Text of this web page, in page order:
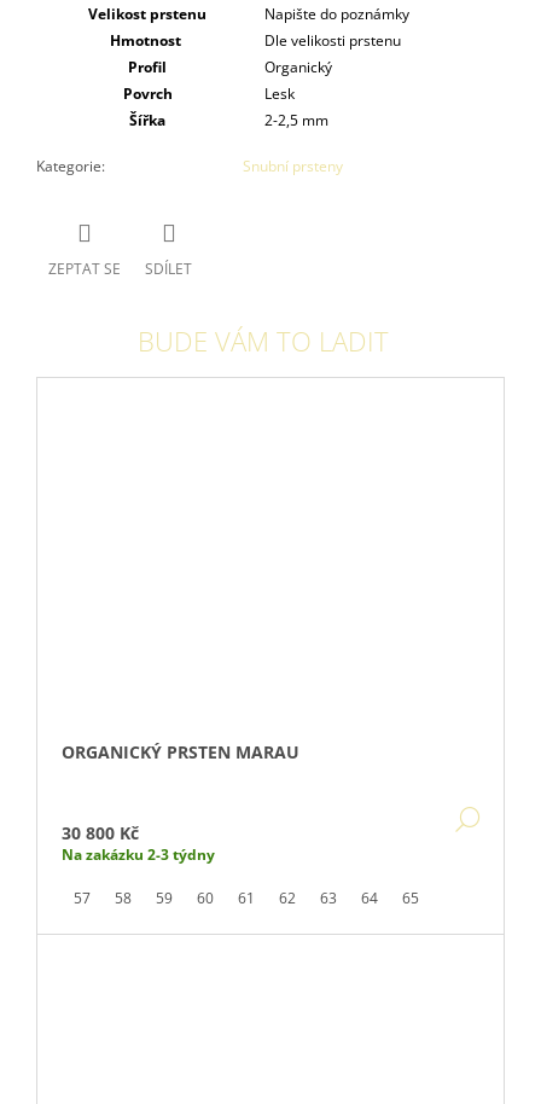
Velikost prstenu
Napište do poznámky
Hmotnost
Dle velikosti prstenu
Profil
Organický
Povrch
Lesk
Šířka
2-2,5 mm
Kategorie: Snubní prsteny
ZEPTAT SE SDÍLET
ORGANICKÝ PRSTEN MARAU
30 800 Kč
Na zakázku 2-3 týdny
57 58 59 60 61 62 63 64 65
BUDE VÁM TO LADIT